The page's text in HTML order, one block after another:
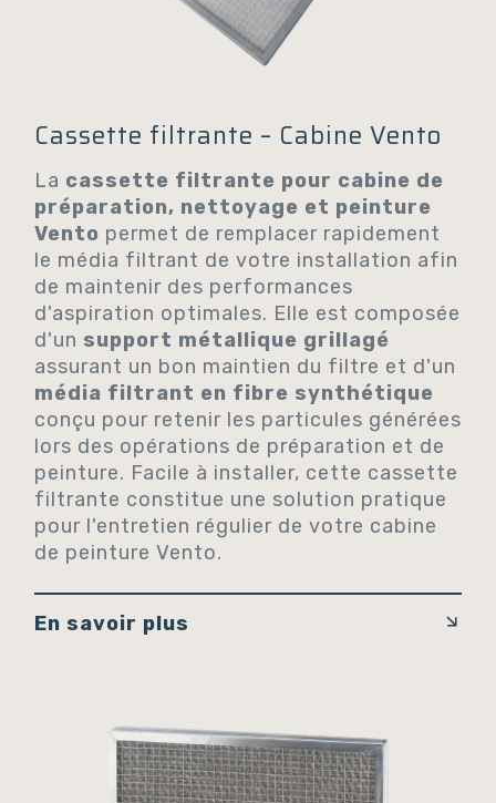
Cassette filtrante – Cabine Vento
La cassette filtrante pour cabine de
préparation, nettoyage et peinture
Vento permet de remplacer rapidement
le média filtrant de votre installation afin
de maintenir des performances
d'aspiration optimales. Elle est composée
d'un support métallique grillagé
assurant un bon maintien du filtre et d'un
média filtrant en fibre synthétique
conçu pour retenir les particules générées
lors des opérations de préparation et de
peinture. Facile à installer, cette cassette
filtrante constitue une solution pratique
pour l'entretien régulier de votre cabine
de peinture Vento.
En savoir plus